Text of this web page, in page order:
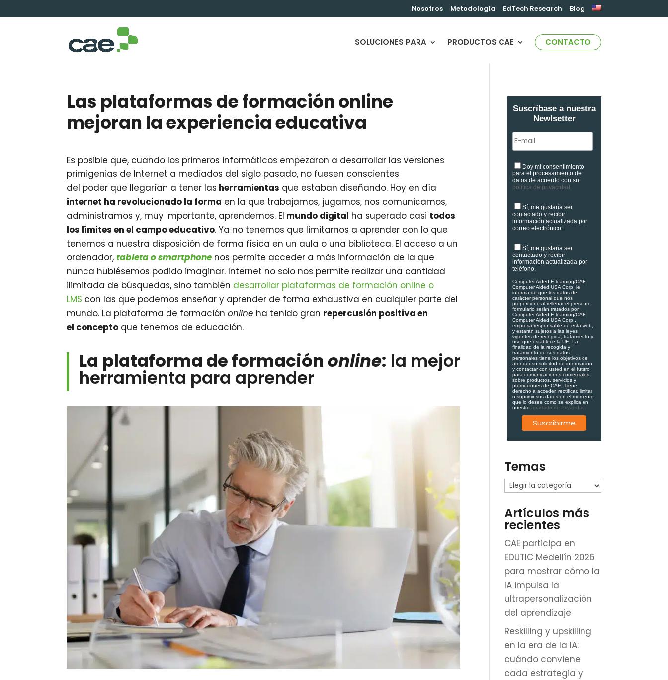
Nosotros Metodología EdTech Research Blog
SOLUCIONES PARA PRODUCTOS CAE CONTACTO
Las plataformas de formación online
mejoran la experiencia educativa
Es posible que, cuando los primeros informáticos empezaron a desarrollar las versiones
primigenias de Internet a mediados del siglo pasado, no fuesen conscientes
del poder que llegarían a tener las herramientas que estaban diseñando. Hoy en día
internet ha revolucionado la forma en la que trabajamos, jugamos, nos comunicamos,
administramos y, muy importante, aprendemos. El mundo digital ha superado casi todos
los límites en el campo educativo. Ya no tenemos que limitarnos a aprender con lo que
tenemos a nuestra disposición de forma física en un aula o una biblioteca. El acceso a un
ordenador,tableta o smartphone nos permite acceder a más información de la que
nunca hubiésemos podido imaginar. Internet no solo nos permite realizar una cantidad
ilimitada de búsquedas, sino también desarrollar plataformas de formación online o
LMS con las que podemos enseñar y aprender de forma exhaustiva en cualquier parte del
mundo. La plataforma de formaciónonline ha tenido gran repercusión positiva en
el concepto que tenemos de educación.
La plataforma de formaciónonline: la mejor
herramienta para aprender
Suscríbase a nuestra
Newlsetter
Doy mi consentimiento
para el procesamiento de
datos de acuerdo con su
política de privacidad
Sí, me gustaría ser
contactado y recibir
información actualizada por
correo electrónico.
Sí, me gustaría ser
contactado y recibir
información actualizada por
teléfono.
Computer Aided E-learning/CAE
Computer Aided USA Corp. le
informa de que los datos de
carácter personal que nos
proporcione al rellenar el presente
formulario serán tratados por
Computer Aided E-learning/CAE
Computer Aided USA Corp.,
empresa responsable de esta web,
y estarán sujetos a las leyes
vigentes de recogida, tratamiento y
uso que establece la UE. La
finalidad de la recogida y
tratamiento de sus datos
personales tiene los objetivos de
atender su solicitud de información
y contactar con usted en el futuro
para comunicaciones comerciales
sobre productos, servicios y
promociones de CAE. Tiene
derecho a acceder, rectificar, limitar
o suprimir sus datos en el momento
que lo desee como se explica en
nuestro apartado de Privacidad.
Temas
Temas
Artículos más
recientes
CAE participa en
EDUTIC Medellín 2026
para mostrar cómo la
IA impulsa la
ultrapersonalización
del aprendizaje
Reskilling y upskilling
en la era de la IA:
cuándo conviene
cada estrategia y